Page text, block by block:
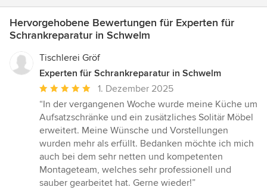
Hervorgehobene Bewertungen für Experten für
Schrankreparatur in Schwelm
Tischlerei Gröf
Experten für Schrankreparatur in Schwelm
Durchschnittliche
Bewertung:
5
von
5
Sternen
1. Dezember 2025
“In der vergangenen Woche wurde meine Küche um
Aufsatzschränke und ein zusätzliches Solitär Möbel
erweitert. Meine Wünsche und Vorstellungen
wurden mehr als erfüllt. Bedanken möchte ich mich
auch bei dem sehr netten und kompetenten
Montageteam, welches sehr professionell und
sauber gearbeitet hat. Gerne wieder!”